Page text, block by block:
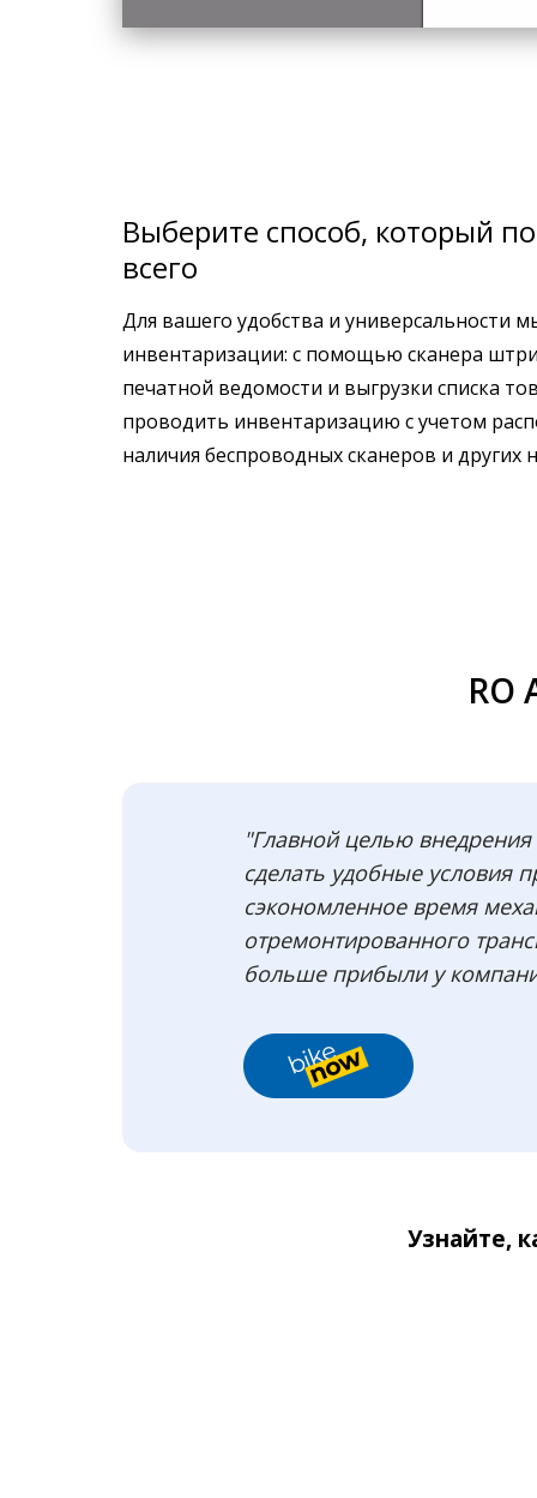
Выберите способ, который
всего
Для вашего удобства и универсальности
инвентаризации: с помощью сканера
печатной ведомости и выгрузки списка
проводить инвентаризацию с учетом
наличия беспроводных сканеров и других
RO
"Главной целью
сделать удобные условия
сэкономленное время
отремонтированного
больше прибыли у
Узнайте,